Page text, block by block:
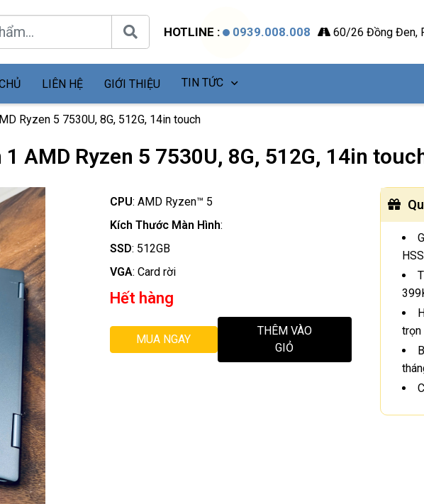
HOTLINE : 0939.008.008 60/26 Đồng Đen,
LIÊN HỆ GIỚI THIỆU TIN TỨC
Ryzen 5 7530U, 8G, 512G, 14in touch
AMD Ryzen 5 7530U, 8G, 512G, 14in
CPU: AMD Ryzen™ 5
Kích Thước Màn Hình:
SSD: 512GB
VGA: Card rời
Hết hàng
MUA NGAY
THÊM VÀO
GIỎ